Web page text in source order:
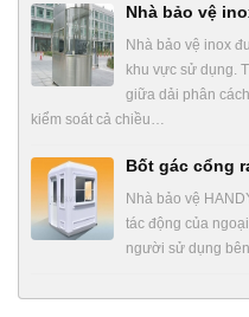
Nhà bảo vệ
Nhà bảo vệ inox
khu vực sử dụng.
giữa dải phân
kiểm soát cả chiều…
Bốt gác cổng
Nhà bảo vệ
tác động của
người sử dụng